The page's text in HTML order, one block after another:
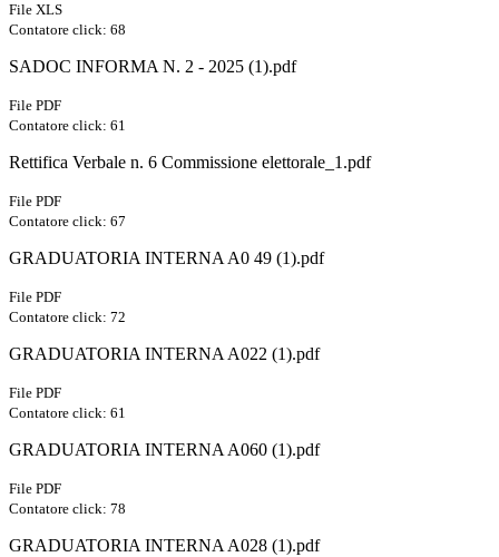
File XLS
Contatore click: 68
SADOC INFORMA N. 2 - 2025 (1).pdf
File PDF
Contatore click: 61
Rettifica Verbale n. 6 Commissione elettorale_1.pdf
File PDF
Contatore click: 67
GRADUATORIA INTERNA A0 49 (1).pdf
File PDF
Contatore click: 72
GRADUATORIA INTERNA A022 (1).pdf
File PDF
Contatore click: 61
GRADUATORIA INTERNA A060 (1).pdf
File PDF
Contatore click: 78
GRADUATORIA INTERNA A028 (1).pdf